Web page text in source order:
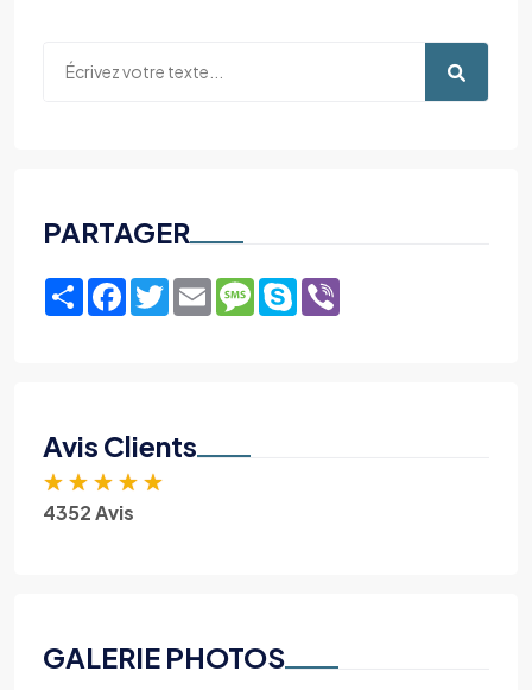
PARTAGER
ShareFacebook
TwitterEmailMessage
Skype
Avis Clients
★ ★ ★ ★ ★
4352 Avis
GALERIE PHOTOS